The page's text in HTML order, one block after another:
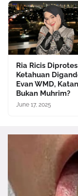
Ria Ricis
Ketahuan
Evan WMD,
Bukan Muhrim?
June 17, 2025